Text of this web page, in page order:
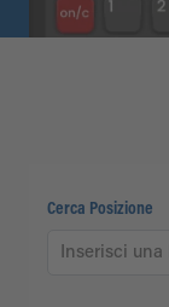
Cerca Posizione